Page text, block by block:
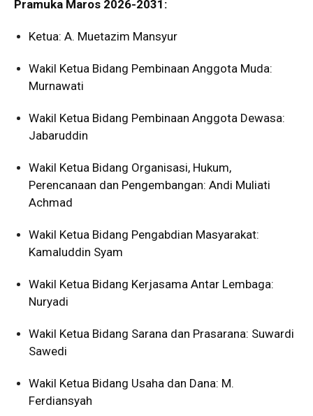
Pramuka Maros 2026-2031:
Ketua: A. Muetazim Mansyur
Wakil Ketua Bidang Pembinaan Anggota Muda:
Murnawati
Wakil Ketua Bidang Pembinaan Anggota Dewasa:
Jabaruddin
Wakil Ketua Bidang Organisasi, Hukum,
Perencanaan dan Pengembangan: Andi Muliati
Achmad
Wakil Ketua Bidang Pengabdian Masyarakat:
Kamaluddin Syam
Wakil Ketua Bidang Kerjasama Antar Lembaga:
Nuryadi
Wakil Ketua Bidang Sarana dan Prasarana: Suwardi
Sawedi
Wakil Ketua Bidang Usaha dan Dana: M.
Ferdiansyah